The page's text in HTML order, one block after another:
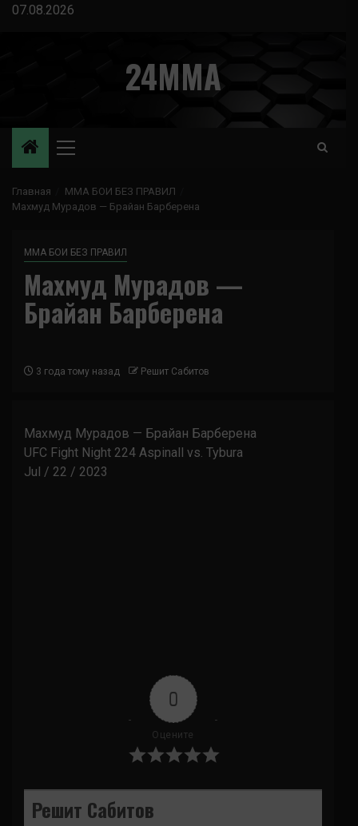
Перейти
07.08.2026
24MMA
Основное
Главная
ММА БОИ БЕЗ ПРАВИЛ
Махмуд Мурадов — Брайан Барберена
ММА БОИ БЕЗ ПРАВИЛ
Махмуд Мурадов —
Брайан Барберена
3 года тому назад Решит Сабитов
Махмуд Мурадов — Брайан Барберена
UFC Fight Night 224 Aspinall vs. Tybura
Jul / 22 / 2023
0
Оцените
Решит Сабитов